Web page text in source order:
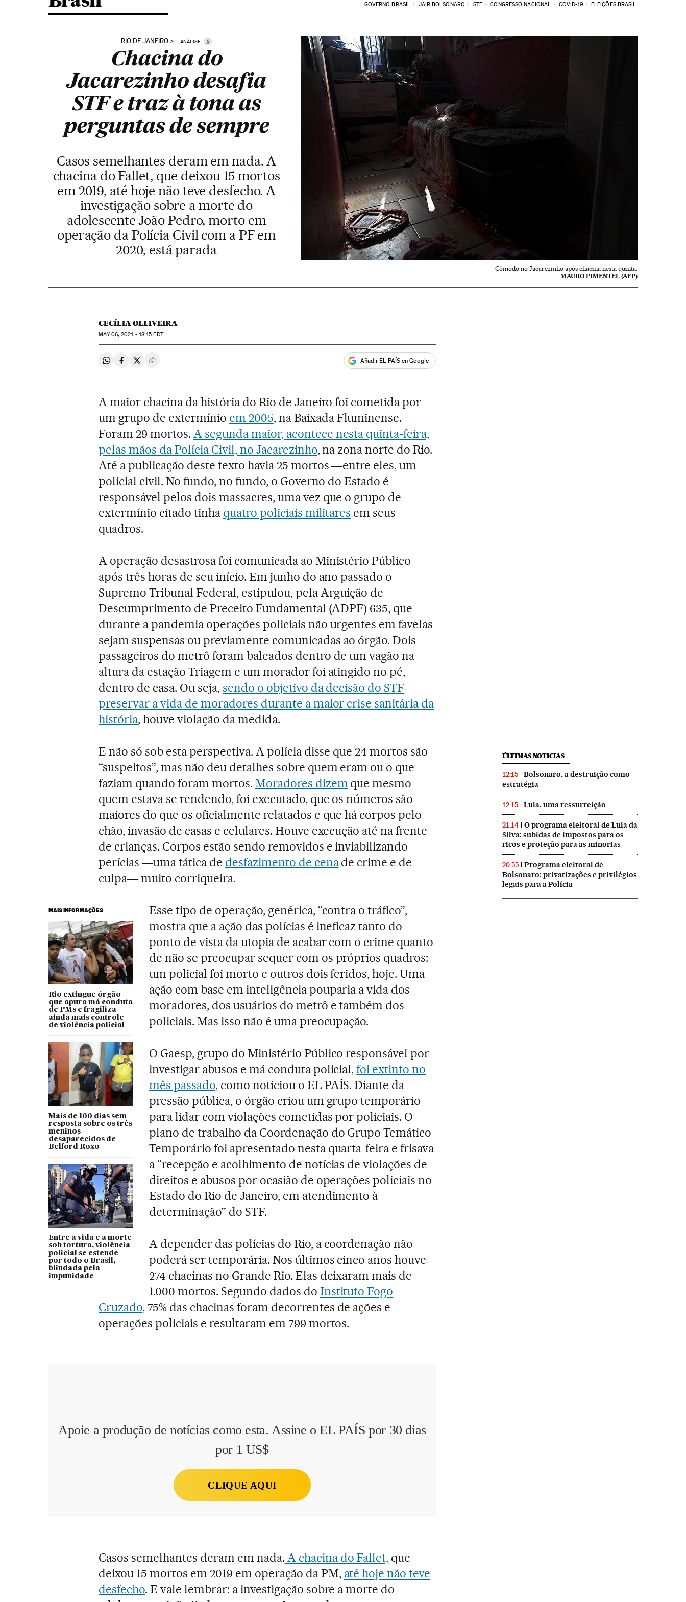
GOVERNO BRASIL JAIR BOLSONARO STF CONGRESSO NACIONAL COVID-19 ELEIÇÕES BRASIL
RIO DE JANEIRO ANÁLISE i
Chacina do
Jacarezinho desafia
STF e traz à tona as
perguntas de sempre
Casos semelhantes deram em nada. A
chacina do Fallet, que deixou 15 mortos
em 2019, até hoje não teve desfecho. A
investigação sobre a morte do
adolescente João Pedro, morto em
operação da Polícia Civil com a PF em
2020, está parada
Cômodo no Jacarezinho após chacina nesta quinta.
MAURO PIMENTEL (AFP)
CECÍLIA OLLIVEIRA
MAY06, 2021 - 18:15 EDT
Compartir en Whatsapp
Compartir en Facebook
Compartir en Twitter
Desplegar Redes Sociales Añadir EL PAÍS en Google
A maior chacina da história do Rio de Janeiro foi cometida por
um grupo de extermínio em 2005, na Baixada Fluminense.
Foram 29 mortos.A segunda maior, acontece nesta quinta-feira,
pelas mãos da Polícia Civil, no Jacarezinho, na zona norte do Rio.
Até a publicação deste texto havia 25 mortos ―entre eles, um
policial civil. No fundo, no fundo, o Governo do Estado é
responsável pelos dois massacres, uma vez que o grupo de
extermínio citado tinha quatro policiais militares em seus
quadros.
A operação desastrosa foi comunicada ao Ministério Público
após três horas de seu início. Em junho do ano passado o
Supremo Tribunal Federal, estipulou, pela Arguição de
Descumprimento de Preceito Fundamental (ADPF) 635, que
durante a pandemia operações policiais não urgentes em favelas
sejam suspensas ou previamente comunicadas ao órgão. Dois
passageiros do metrô foram baleados dentro de um vagão na
altura da estação Triagem e um morador foi atingido no pé,
dentro de casa. Ou seja,sendo o objetivo da decisão do STF
preservar a vida de moradores durante a maior crise sanitária da
história, houve violação da medida.
E não só sob esta perspectiva. A polícia disse que 24 mortos são
“suspeitos”, mas não deu detalhes sobre quem eram ou o que
faziam quando foram mortos. Moradores dizem que mesmo
quem estava se rendendo, foi executado, que os números são
maiores do que os oficialmente relatados e que há corpos pelo
chão, invasão de casas e celulares. Houve execução até na frente
de crianças. Corpos estão sendo removidos e inviabilizando
perícias ―uma tática de desfazimento de cenade crime e de
culpa― muito corriqueira.
MAIS INFORMAÇÕES
Rio extingue órgão
que apura má conduta
de PMs e fragiliza
ainda mais controle
de violência policial
Mais de 100 dias sem
resposta sobre os três
meninos
desaparecidos de
Belford Roxo
Entre a vida e a morte
sob tortura, violência
policial se estende
por todo o Brasil,
blindada pela
impunidade
Esse tipo de operação, genérica, “contra o tráfico”,
mostra que a ação das polícias é ineficaz tanto do
ponto de vista da utopia de acabar com o crime quanto
de não se preocupar sequer com os próprios quadros:
um policial foi morto e outros dois feridos, hoje. Uma
ação com base em inteligência pouparia a vida dos
moradores, dos usuários do metrô e também dos
policiais. Mas isso não é uma preocupação.
O Gaesp, grupo do Ministério Público responsável por
investigar abusos e má conduta policial,foi extinto no
mês passado, como noticiou o EL PAÍS. Diante da
pressão pública, o órgão criou um grupo temporário
para lidar com violações cometidas por policiais. O
plano de trabalho da Coordenação do Grupo Temático
Temporário foi apresentado nesta quarta-feira e frisava
a “recepção e acolhimento de notícias de violações de
direitos e abusos por ocasião de operações policiais no
Estado do Rio de Janeiro, em atendimento à
determinação” do STF.
A depender das polícias do Rio, a coordenação não
poderá ser temporária. Nos últimos cinco anos houve
274 chacinas no Grande Rio. Elas deixaram mais de
1.000 mortos. Segundo dados do Instituto Fogo
Cruzado, 75% das chacinas foram decorrentes de ações e
operações policiais e resultaram em 799 mortos.
Apoie a produção de notícias como esta. Assine o EL PAÍS por 30 dias
por 1 US$
CLIQUE AQUI
Casos semelhantes deram em nada. A chacina do Fallet, que
deixou 15 mortos em 2019 em operação da PM, até hoje não teve
desfecho. E vale lembrar: a investigação sobre a morte do
ÚLTIMAS NOTICIAS
12:15
Bolsonaro, a destruição como
estratégia
12:15 Lula, uma ressurreição
21:14
O programa eleitoral de Lula da
Silva: subidas de impostos para os
ricos e proteção para as minorias
20:55
Programa eleitoral de
Bolsonaro: privatizações e privilégios
legais para a Polícia